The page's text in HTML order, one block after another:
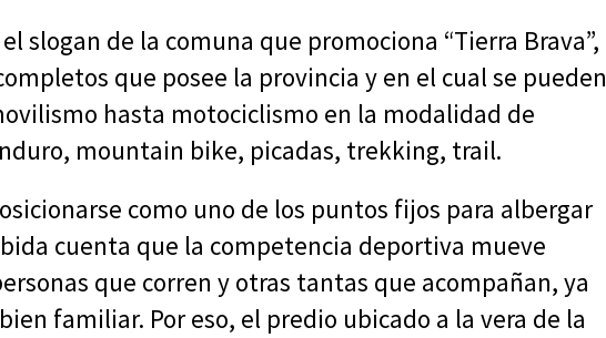
slogan de la comuna que promociona “Tierra Brava”,
que posee la provincia y en el cual se pueden
hasta motociclismo en la modalidad de
mountain bike, picadas, trekking, trail.
como uno de los puntos fijos para albergar
cuenta que la competencia deportiva mueve
que corren y otras tantas que acompañan, ya
familiar. Por eso, el predio ubicado a la vera de la